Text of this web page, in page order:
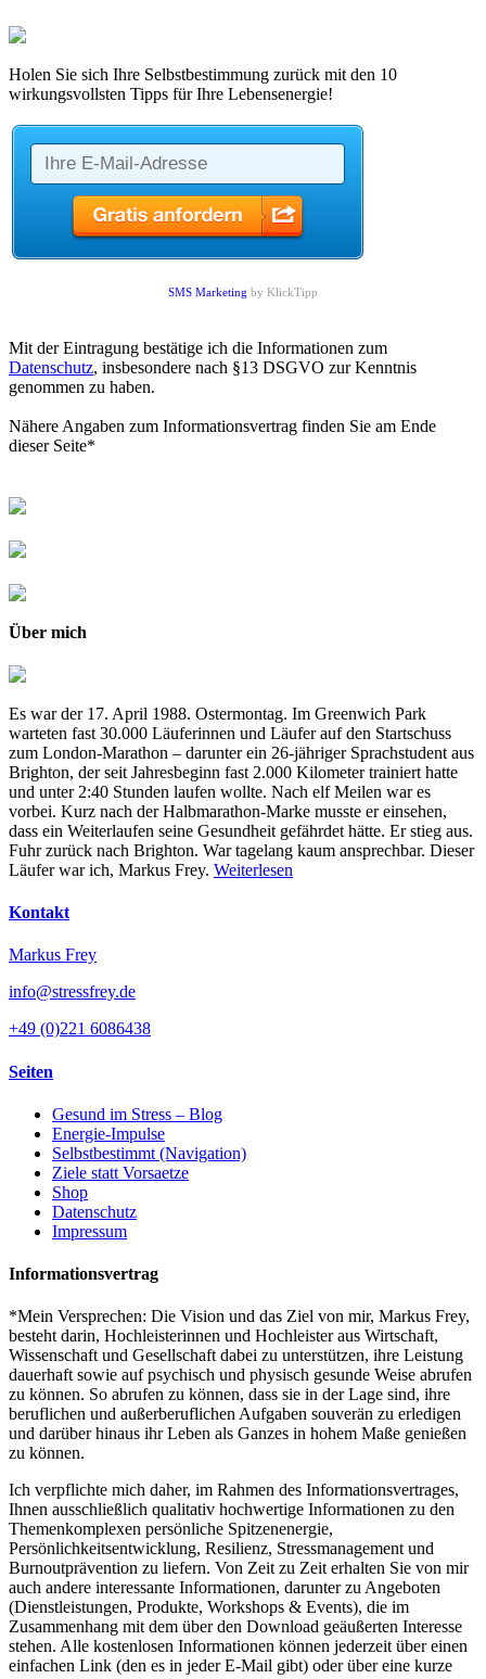
Holen Sie sich Ihre Selbstbestimmung zurück mit den 10
wirkungsvollsten Tipps für Ihre Lebensenergie!
SMS Marketing by KlickTipp
Mit der Eintragung bestätige ich die Informationen zum
Datenschutz, insbesondere nach §13 DSGVO zur Kenntnis
genommen zu haben.
Nähere Angaben zum Informationsvertrag finden Sie am Ende
dieser Seite*
Über mich
Es war der 17. April 1988. Ostermontag. Im Greenwich Park
warteten fast 30.000 Läuferinnen und Läufer auf den Startschuss
zum London-Marathon – darunter ein 26-jähriger Sprachstudent aus
Brighton, der seit Jahresbeginn fast 2.000 Kilometer trainiert hatte
und unter 2:40 Stunden laufen wollte. Nach elf Meilen war es
vorbei. Kurz nach der Halbmarathon-Marke musste er einsehen,
dass ein Weiterlaufen seine Gesundheit gefährdet hätte. Er stieg aus.
Fuhr zurück nach Brighton. War tagelang kaum ansprechbar. Dieser
Läufer war ich, Markus Frey. Weiterlesen
Kontakt
Markus Frey
info@stressfrey.de
+49 (0)221 6086438
Seiten
Gesund im Stress – Blog
Energie-Impulse
Selbstbestimmt (Navigation)
Ziele statt Vorsaetze
Shop
Datenschutz
Impressum
Informationsvertrag
*Mein Versprechen: Die Vision und das Ziel von mir, Markus Frey,
besteht darin, Hochleisterinnen und Hochleister aus Wirtschaft,
Wissenschaft und Gesellschaft dabei zu unterstützen, ihre Leistung
dauerhaft sowie auf psychisch und physisch gesunde Weise abrufen
zu können. So abrufen zu können, dass sie in der Lage sind, ihre
beruflichen und außerberuflichen Aufgaben souverän zu erledigen
und darüber hinaus ihr Leben als Ganzes in hohem Maße genießen
zu können.
Ich verpflichte mich daher, im Rahmen des Informationsvertrages,
Ihnen ausschließlich qualitativ hochwertige Informationen zu den
Themenkomplexen persönliche Spitzenenergie,
Persönlichkeitsentwicklung, Resilienz, Stressmanagement und
Burnoutprävention zu liefern. Von Zeit zu Zeit erhalten Sie von mir
auch andere interessante Informationen, darunter zu Angeboten
(Dienstleistungen, Produkte, Workshops & Events), die im
Zusammenhang mit dem über den Download geäußerten Interesse
stehen. Alle kostenlosen Informationen können jederzeit über einen
einfachen Link (den es in jeder E-Mail gibt) oder über eine kurze